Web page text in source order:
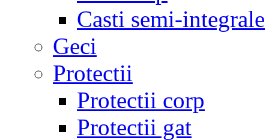
Casti semi-integrale
Geci
Protectii
Protectii corp
Protectii gat